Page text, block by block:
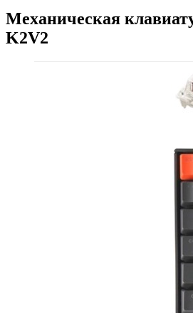
Механическая
K2V2